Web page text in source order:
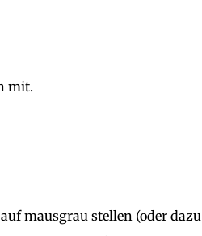
mit.
mausgrau stellen (oder dazu